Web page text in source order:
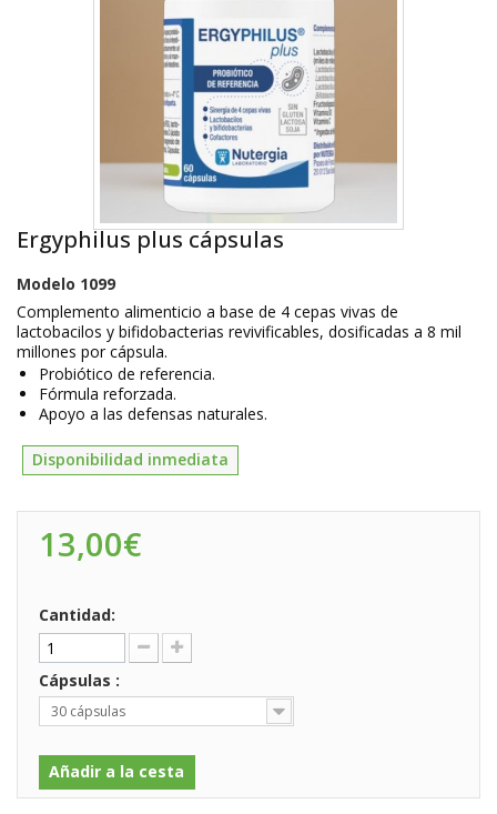
Ergyphilus plus cápsulas
Modelo 1099
Complemento alimenticio a base de 4 cepas vivas de
lactobacilos y bifidobacterias revivificables, dosificadas a 8 mil
millones por cápsula.
Probiótico de referencia.
Fórmula reforzada.
Apoyo a las defensas naturales.
Disponibilidad inmediata
13,00€
Cantidad:
Cápsulas :
30 cápsulas
Añadir a la cesta